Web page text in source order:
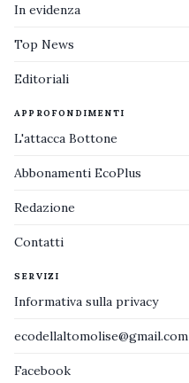
In evidenza
Top News
Editoriali
APPROFONDIMENTI
L'attacca Bottone
Abbonamenti EcoPlus
Redazione
Contatti
SERVIZI
Informativa sulla privacy
ecodellaltomolise@gmail.com
Facebook